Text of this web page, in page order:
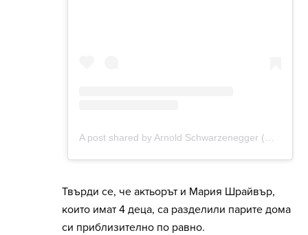
Твърди се, че актьорът и Мария Шрайвър,
които имат 4 деца, са разделили парите дома
си приблизително по равно.